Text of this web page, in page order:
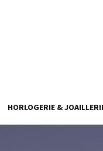
HORLOGERIE &